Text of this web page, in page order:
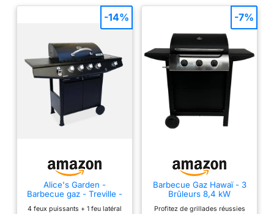
Alice's Garden -
Barbecue gaz - Treville -
4 feux puissants + 1 feu latéral
-14%
Barbecue Gaz Hawaï - 3
Brûleurs 8,4 kW
Profitez de grillades réussies
-7%